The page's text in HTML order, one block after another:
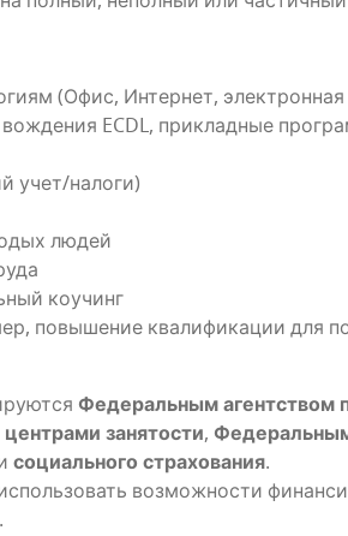
(Офис, Интер­нет, элек­трон­ная
ECDL, при­клад­ные
учет/налоги)
людей
коучинг
повы­ше­ние ква­ли­фи­ка­ции для
Феде­раль­ным агент­ством
цен­тра­ми заня­то­сти,
соци­аль­но­го стра­хо­ва­ния.
воз­мож­но­сти